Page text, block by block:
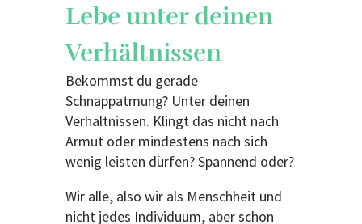
Lebe unter deinen
Verhältnissen
Bekommst du gerade
Schnappatmung? Unter deinen
Verhältnissen. Klingt das nicht nach
Armut oder mindestens nach sich
wenig leisten dürfen? Spannend oder?
Wir alle, also wir als Menschheit und
nicht jedes Individuum, aber schon